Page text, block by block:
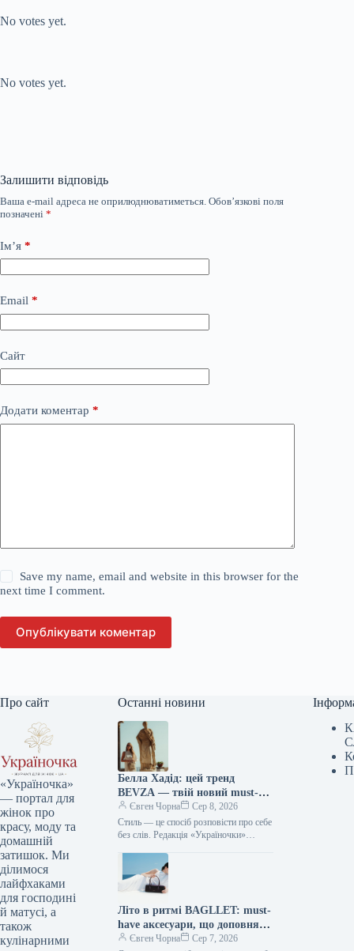
No votes yet.
No votes yet.
Залишити відповідь
Ваша e-mail адреса не оприлюднюватиметься. Обов’язкові поля
позначені *
Ім’я *
Email *
Сайт
Додати коментар *
Save my name, email and website in this browser for the
next time I comment.
Опублікувати коментар
Про сайт
«Україночка»
— портал для
жінок про
красу, моду та
домашній
затишок. Ми
ділимося
лайфхаками
для господині
й матусі, а
також
кулінарними
Останні новини
Белла Хадід: цей тренд
BEVZA — твій новий must-
have сезону!
Євген Чорна
Сер 8, 2026
Стиль — це спосіб розповісти про себе
без слів. Редакція «Україночки»
тенденціями, і сьогодні ми
підготували…
Літо в ритмі BAGLLET: must-
have аксесуари, що доповнять
твій фешн-образ
Євген Чорна
Сер 7, 2026